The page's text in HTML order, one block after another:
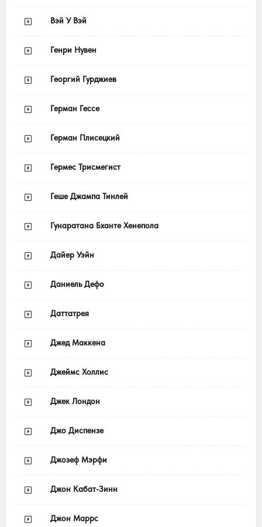
Вэй У Вэй
Генри Нувен
Георгий Гурджиев
Герман Гессе
Герман Плисецкий
Гермес Трисмегист
Геше Джампа Тинлей
Гунаратана Бханте Хенепола
Дайер Уэйн
Даниель Дефо
Даттатрея
Джед Маккена
Джеймс Холлис
Джек Лондон
Джо Диспензе
Джозеф Мэрфи
Джон Кабат-Зинн
Джон Маррс